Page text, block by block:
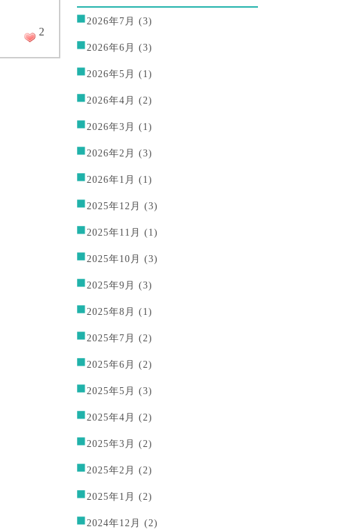
2
2026年7月 (3)
2026年6月 (3)
2026年5月 (1)
2026年4月 (2)
2026年3月 (1)
2026年2月 (3)
2026年1月 (1)
2025年12月 (3)
2025年11月 (1)
2025年10月 (3)
2025年9月 (3)
2025年8月 (1)
2025年7月 (2)
2025年6月 (2)
2025年5月 (3)
2025年4月 (2)
2025年3月 (2)
2025年2月 (2)
2025年1月 (2)
2024年12月 (2)